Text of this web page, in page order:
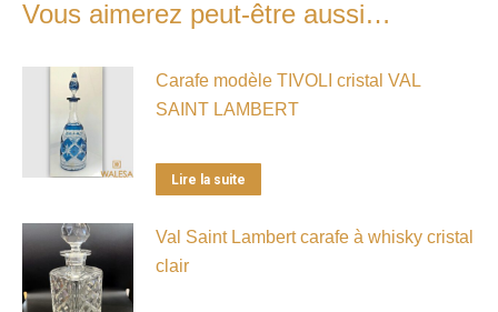
Vous aimerez peut-être aussi…
Carafe modèle TIVOLI cristal VAL
SAINT LAMBERT
Lire la suite
Val Saint Lambert carafe à whisky cristal
clair